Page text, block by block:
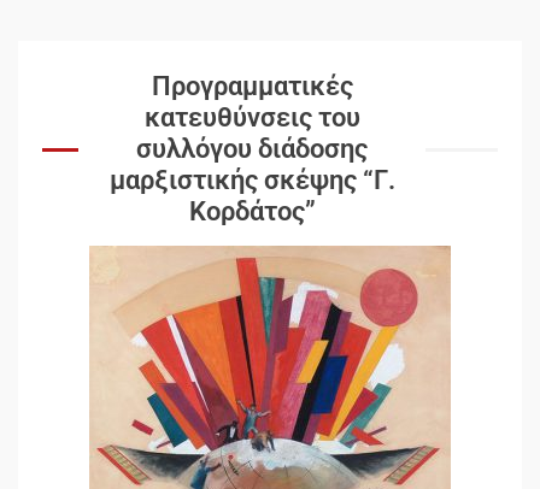
Προγραμματικές
κατευθύνσεις του
συλλόγου διάδοσης
μαρξιστικής σκέψης “Γ.
Κορδάτος”